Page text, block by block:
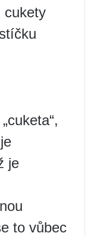
cukety
je
to vůbec